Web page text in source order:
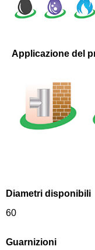
Applicazione del
Diametri disponibili
60
Guarnizioni